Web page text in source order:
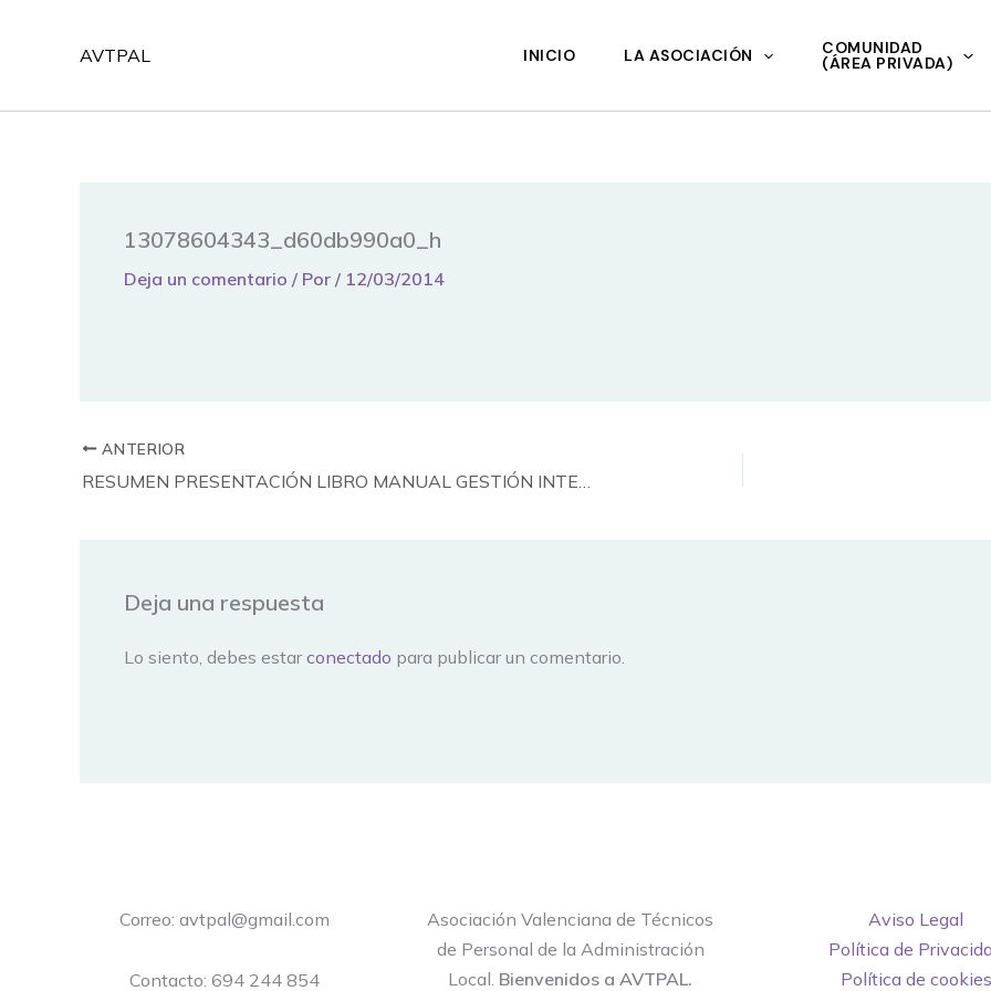
AVTPAL INICIO LA ASOCIACIÓN COMUNIDAD
(ÁREA PRIVADA)
13078604343_d60db990a0_h
Deja un comentario / Por / 12/03/2014
ANTERIOR
Deja una respuesta
Lo siento, debes estarconectado para publicar un comentario.
Correo: avtpal@gmail.com
Contacto: 694 244 854
Asociación Valenciana de Técnicos
de Personal de la Administración
Local. Bienvenidos a AVTPAL.
Aviso Legal
Política de
Política de cookies